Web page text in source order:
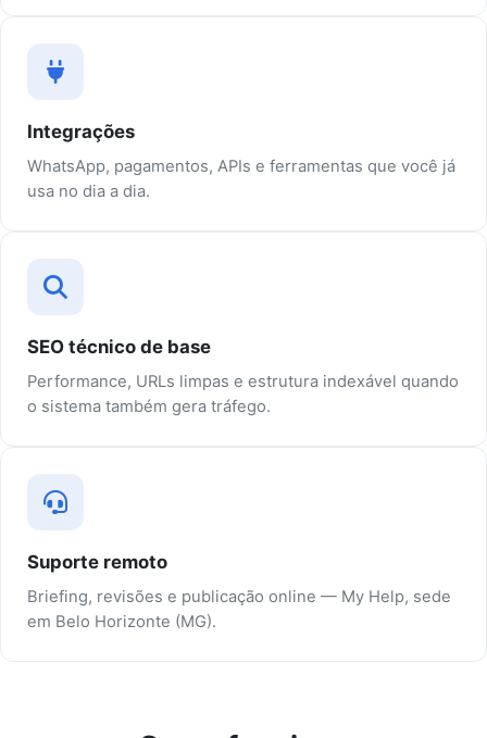
Integrações
WhatsApp, pagamentos, APIs e ferramentas que você já
usa no dia a dia.
SEO técnico de base
Performance, URLs limpas e estrutura indexável quando
o sistema também gera tráfego.
Suporte remoto
Briefing, revisões e publicação online — My Help, sede
em Belo Horizonte (MG).